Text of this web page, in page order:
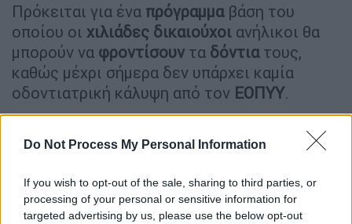
Do Not Process My Personal Information
If you wish to opt-out of the sale, sharing to third parties, or
processing of your personal or sensitive information for
targeted advertising by us, please use the below opt-out
Πρόκειται για ένα πρόγραμμαβάση του
οποίου οι χιλιάδες δικαιούχοι ανήλικοι θα
μπορούν να φροντίσουν τα δόντιατους,
καθώς μέχρι σήμερα δεν υπάρχει καμία
οδοντιατρική κάλυψη από τον ΕΟΠΥΥ.
επρόκειτο να δοθούν από τονΜάρτιο
αλλά
πρόγραμμαμετακινείταιπιο κοντά στις …
κάλπες.